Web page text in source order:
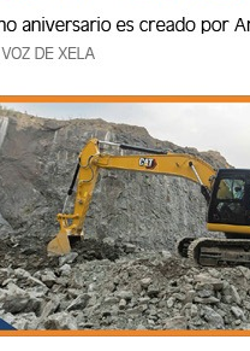
Nueve años construyendo
juntos la era digital